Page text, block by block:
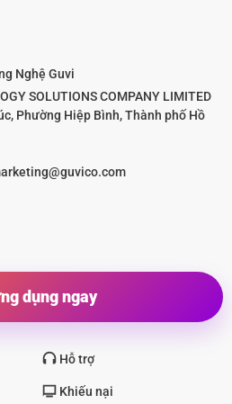
Nghệ Guvi
SOLUTIONS COMPANY LIMITED
Phường Hiệp Bình, Thành phố Hồ
dụng ngay
Hỗ trợ
Khiếu nại